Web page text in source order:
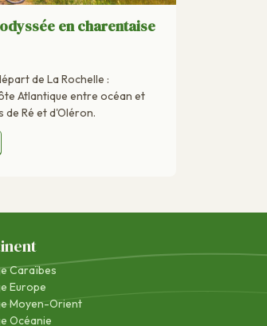
en charentaise
de La Rochelle :
Atlantique entre océan et
de Ré et d'Oléron.
Caraïbes
Europe
Moyen-Orient
Océanie